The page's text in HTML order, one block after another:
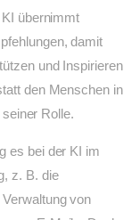
übernimmt
damit
und Inspirieren
den Menschen in
Rolle.
es bei der KI im
z. B. die
von